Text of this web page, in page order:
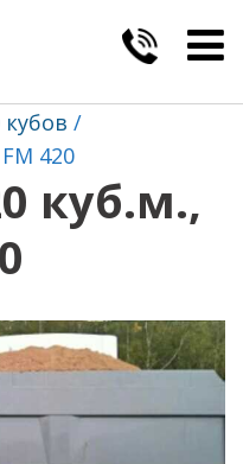
кубов
420
куб.м.,